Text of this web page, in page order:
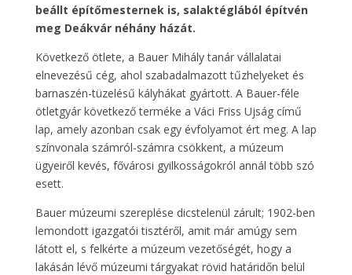
beállt építőmesternek is, salaktéglából építvén
meg Deákvár néhány házát.
Következő ötlete, a Bauer Mihály tanár vállalatai
elnevezésű cég, ahol szabadalmazott tűzhelyeket és
barnaszén-tüzelésű kályhákat gyártott. A Bauer-féle
ötletgyár következő terméke a Váci Friss Ujság című
lap, amely azonban csak egy évfolyamot ért meg. A lap
színvonala számról-számra csökkent, a múzeum
ügyeiről kevés, fővárosi gyilkosságokról annál több szó
esett.
Bauer múzeumi szereplése dicstelenül zárult; 1902-ben
lemondott igazgatói tisztéről, amit már amúgy sem
látott el, s felkérte a múzeum vezetőségét, hogy a
lakásán lévő múzeumi tárgyakat rövid határidőn belül